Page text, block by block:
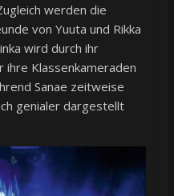
werden die
von Yuuta und Rikka
wird durch ihr
ihre Klassenkameraden
Sanae zeitweise
genialer dargestellt